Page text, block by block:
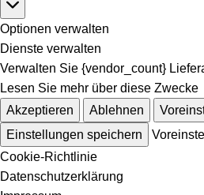
Optionen verwalten
Dienste verwalten
Verwalten Sie {vendor_count}
Lesen Sie mehr über diese Zwecke
Akzeptieren
Ablehnen
Einstellungen speichern
Cookie-Richtlinie
Datenschutzerklärung